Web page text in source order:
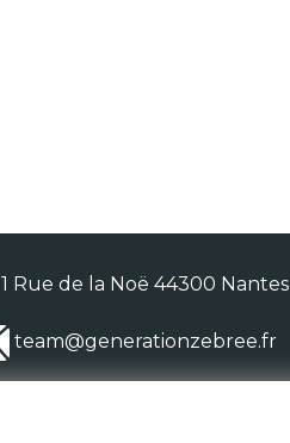
1 Rue de la Noë 44300 Nantes
team@generationzebree.fr